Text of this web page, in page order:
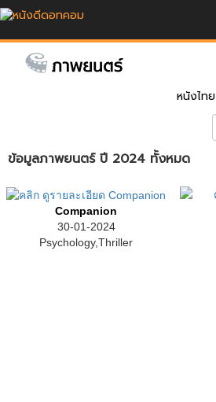
หนังไทย
ข้อมูลภาพยนตร์ ปี 2024 ทั้งหมด
Companion
30-01-2024
Psychology,Thriller